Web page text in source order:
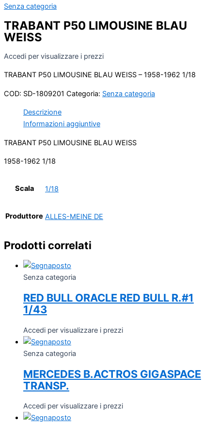
Senza categoria
TRABANT P50 LIMOUSINE BLAU
WEISS
Accedi per visualizzare i prezzi
TRABANT P50 LIMOUSINE BLAU WEISS – 1958-1962 1/18
COD: SD-1809201 Categoria: Senza categoria
Descrizione
Informazioni aggiuntive
TRABANT P50 LIMOUSINE BLAU WEISS
1958-1962 1/18
Scala 1/18
Produttore ALLES-MEINE DE
Prodotti correlati
Senza categoria
RED BULL ORACLE RED BULL R.#1
1/43
Accedi per visualizzare i prezzi
Senza categoria
MERCEDES B.ACTROS GIGASPACE
TRANSP.
Accedi per visualizzare i prezzi